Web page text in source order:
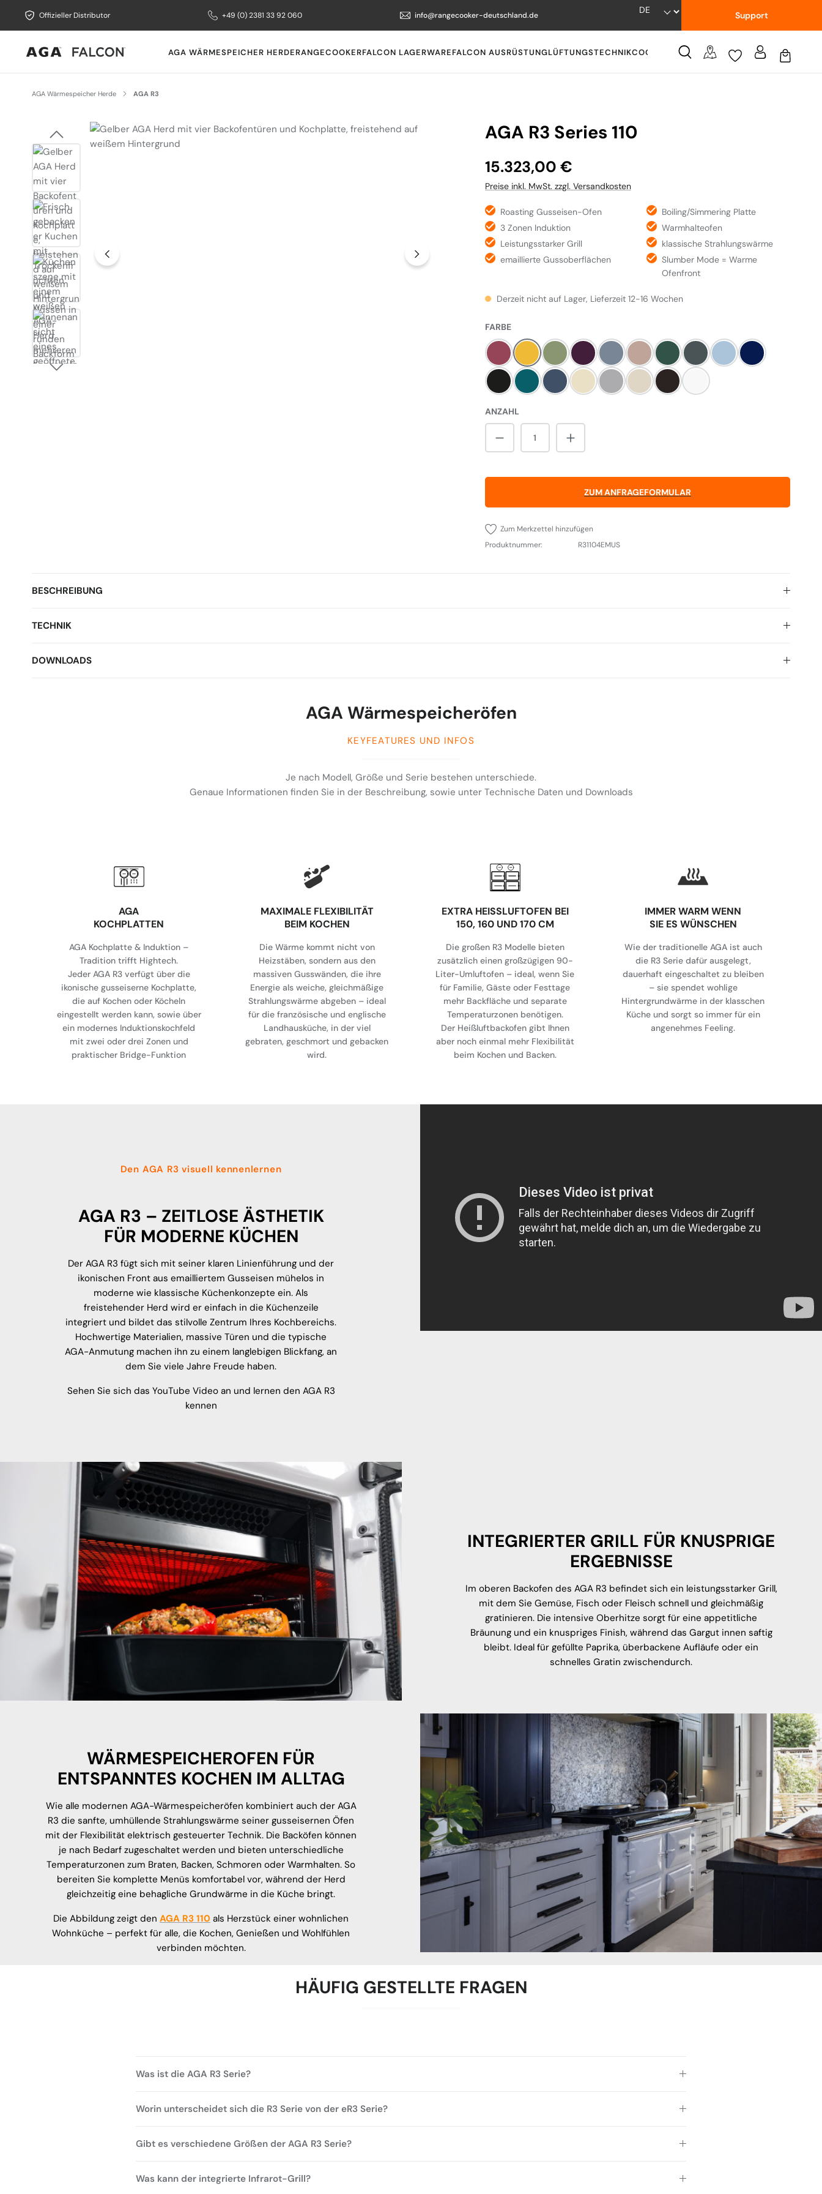
Offizieller Distributor +49 (0) 2381 33 92 060 info@rangecooker-deutschland.de Support
AGA WÄRMESPEICHER HERDERANGECOOKERFALCON LAGERWAREFALCON AUSRÜSTUNGLÜFTUNGSTECHNIKCOOKWARE WISSENSWERTES
AGA Wärmespeicher Herde AGA R3
Bildergalerie überspringen AGA R3 Series 110
Regulärer Preis:
15.323,00 €
Preise inkl. MwSt. zzgl. Versandkosten
Roasting Gusseisen-Ofen
Boiling/Simmering Platte
3 Zonen Induktion
Warmhalteofen
Leistungsstarker Grill
klassische Strahlungswärme
emaillierte Gussoberflächen
Slumber Mode = Warme
Ofenfront
Derzeit nicht auf Lager, Lieferzeit 12-16 Wochen
FARBEAUSWÄHLEN
HimbeereMustard Olivine AubergineDove Blush Britisch Racing Green
Slate Duck Egg Blue
Dark Blue
Pewter Salcombe BlueDartmouth Blue
Linen Pearl Ashes
Cream Black Weiß
ANZAHL
Produkt Anzahl: Gib den gewünschten Wert ein
ZUM ANFRAGEFORMULAR
Zum Merkzettel hinzufügen
Produktnummer:
R31104EMUS
BESCHREIBUNG
TECHNIK
DOWNLOADS
AGA Wärmespeicheröfen
KEYFEATURES UND INFOS
Je nach Modell, Größe und Serie bestehen unterschiede.
Genaue Informationen finden Sie in der Beschreibung, sowie unter Technische Daten und Downloads
AGA
KOCHPLATTEN
AGA Kochplatte & Induktion –
Tradition trifft Hightech.
Jeder AGA R3 verfügt über die
ikonische gusseiserne Kochplatte,
die auf Kochen oder Köcheln
eingestellt werden kann, sowie über
ein modernes Induktionskochfeld
mit zwei oder drei Zonen und
praktischer Bridge-Funktion
MAXIMALE FLEXIBILITÄT
BEIM KOCHEN
Die Wärme kommt nicht von
Heizstäben, sondern aus den
massiven Gusswänden, die ihre
Energie als weiche, gleichmäßige
Strahlungswärme abgeben – ideal
für die französische und englische
Landhausküche, in der viel
gebraten, geschmort und gebacken
wird.
EXTRA HEISSLUFTOFEN BEI
150, 160 UND 170 CM
Die großen R3 Modelle bieten
zusätzlich einen großzügigen 90-
Liter-Umluftofen – ideal, wenn Sie
für Familie, Gäste oder Festtage
mehr Backfläche und separate
Temperaturzonen benötigen.
Der Heißluftbackofen gibt Ihnen
aber noch einmal mehr Flexibilität
beim Kochen und Backen.
IMMER WARM WENN
SIE ES WÜNSCHEN
Wie der traditionelle AGA ist auch
die R3 Serie dafür ausgelegt,
dauerhaft eingeschaltet zu bleiben
– sie spendet wohlige
Hintergrundwärme in der klasschen
Küche und sorgt so immer für ein
angenehmes Feeling.
Den AGA R3 visuell kennenlernen
AGA R3 – ZEITLOSE ÄSTHETIK
FÜR MODERNE KÜCHEN
Der AGA R3 fügt sich mit seiner klaren Linienführung und der
ikonischen Front aus emailliertem Gusseisen mühelos in
moderne wie klassische Küchenkonzepte ein. Als
freistehender Herd wird er einfach in die Küchenzeile
integriert und bildet das stilvolle Zentrum Ihres Kochbereichs.
Hochwertige Materialien, massive Türen und die typische
AGA-Anmutung machen ihn zu einem langlebigen Blickfang, an
dem Sie viele Jahre Freude haben.
Sehen Sie sich das YouTube Video an und lernen den AGA R3
kennen
INTEGRIERTER GRILL FÜR KNUSPRIGE
ERGEBNISSE
Im oberen Backofen des AGA R3 befindet sich ein leistungsstarker Grill,
mit dem Sie Gemüse, Fisch oder Fleisch schnell und gleichmäßig
gratinieren. Die intensive Oberhitze sorgt für eine appetitliche
Bräunung und ein knuspriges Finish, während das Gargut innen saftig
bleibt. Ideal für gefüllte Paprika, überbackene Aufläufe oder ein
schnelles Gratin zwischendurch.
WÄRMESPEICHEROFEN FÜR
ENTSPANNTES KOCHEN IM ALLTAG
Wie alle modernen AGA-Wärmespeicheröfen kombiniert auch der AGA
R3 die sanfte, umhüllende Strahlungswärme seiner gusseisernen Öfen
mit der Flexibilität elektrisch gesteuerter Technik. Die Backöfen können
je nach Bedarf zugeschaltet werden und bieten unterschiedliche
Temperaturzonen zum Braten, Backen, Schmoren oder Warmhalten. So
bereiten Sie komplette Menüs komfortabel vor, während der Herd
gleichzeitig eine behagliche Grundwärme in die Küche bringt.
Die Abbildung zeigt den AGA R3 110 als Herzstück einer wohnlichen
Wohnküche – perfekt für alle, die Kochen, Genießen und Wohlfühlen
verbinden möchten.
HÄUFIG GESTELLTE FRAGEN
Was ist die AGA R3 Serie?
Worin unterscheidet sich die R3 Serie von der eR3 Serie?
Gibt es verschiedene Größen der AGA R3 Serie?
Was kann der integrierte Infrarot-Grill?